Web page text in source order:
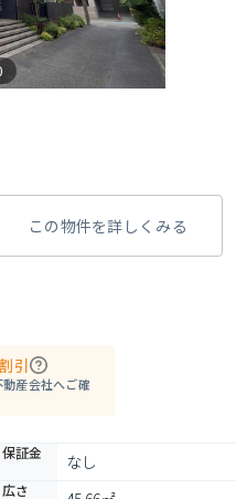
この物件を詳しくみる
引
産会社へご確
保証金 なし
広さ